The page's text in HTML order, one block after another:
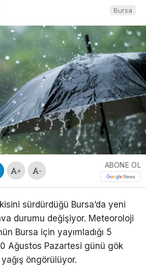
Bursa
+ -
ABONE OL
sürdürdüğü Bursa’da yeni
durumu değişiyor. Meteoroloji
Bursa için yayımladığı 5
Ağustos Pazartesi günü gök
öngörülüyor.